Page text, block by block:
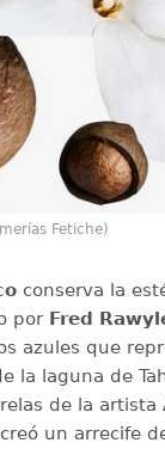
Fetiche)
conserva la
por Fred
azules que
la laguna de
de la artista
un arrecife